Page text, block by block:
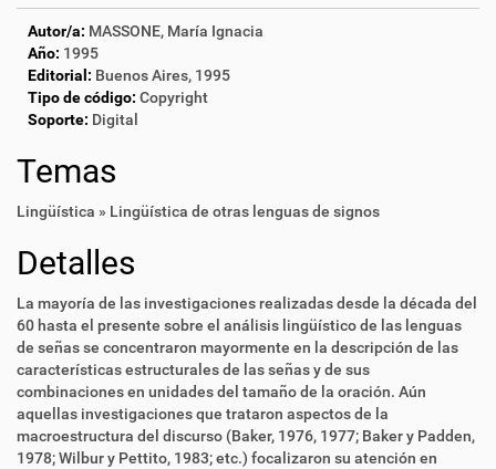
Autor/a: MASSONE, María Ignacia
Año: 1995
Editorial: Buenos Aires, 1995
Tipo de código: Copyright
Soporte: Digital
Temas
Lingüística » Lingüística de otras lenguas de signos
Detalles
La mayoría de las investigaciones realizadas desde la década del
60 hasta el presente sobre el análisis lingüístico de las lenguas
de señas se concentraron mayormente en la descripción de las
características estructurales de las señas y de sus
combinaciones en unidades del tamaño de la oración. Aún
aquellas investigaciones que trataron aspectos de la
macroestructura del discurso (Baker, 1976, 1977; Baker y Padden,
1978; Wilbur y Pettito, 1983; etc.) focalizaron su atención en